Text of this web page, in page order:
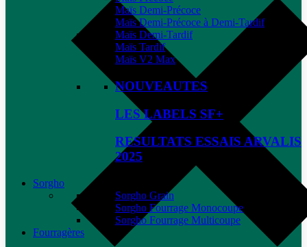
Maïs Demi-Précoce
Maïs Demi-Précoce à Demi-Tardif
Maïs Demi-Tardif
Maïs Tardif
Maïs V2 Max
NOUVEAUTES
LES LABELS SF+
RESULTATS ESSAIS ARVALIS
2025
Sorgho
Sorgho Grain
Sorgho Fourrage Monocoupe
Sorgho Fourrage Multicoupe
Fourragères